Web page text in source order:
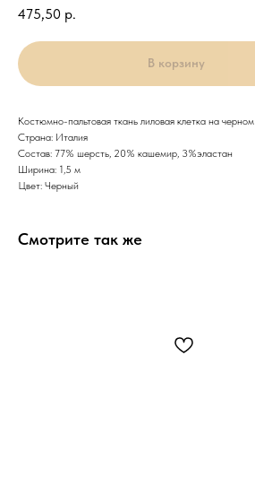
475,50 р.
В корзину
Костюмно-пальтовая ткань лиловая клетка на черном
Страна: Италия
Состав: 77% шерсть, 20% кашемир, 3%эластан
Ширина: 1,5 м
Цвет: Черный
Смотрите так же